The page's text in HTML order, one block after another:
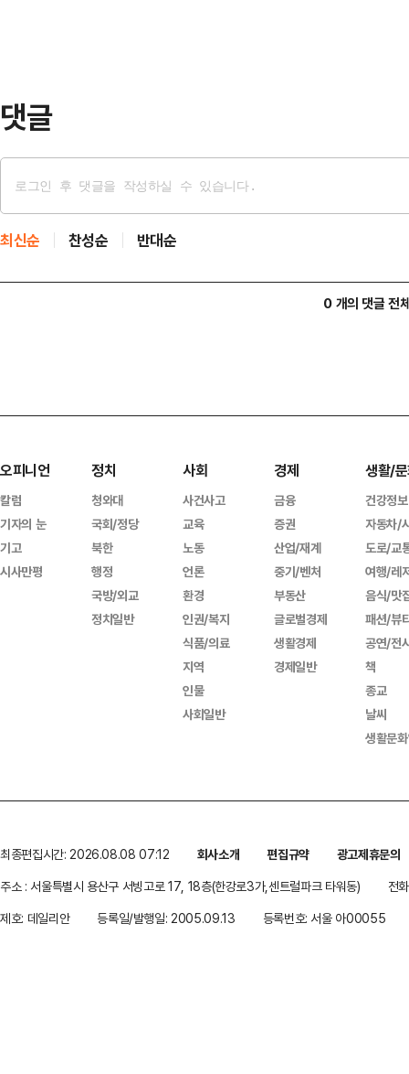
댓글
최신순 찬성순 반대순
0 개의 댓글 전
오피니언
칼럼
기자의 눈
기고
시사만평
정치
청와대
국회/정당
북한
행정
국방/외교
정치일반
사회
사건사고
교육
노동
언론
환경
인권/복지
식품/의료
지역
인물
사회일반
경제
금융
증권
산업/재계
중기/벤처
부동산
글로벌경제
생활경제
경제일반
생활/
건강정보
자동차/
도로/교
여행/레
음식/맛
패션/뷰
공연/전
책
종교
날씨
생활문
최종편집시간: 2026.08.08 07:12 회사소개 편집규약
광고제휴문의
주소 : 서울특별시 용산구 서빙고로 17, 18층(한강로3가,센트럴파크 타워동)
전
제호: 데일리안
등록일/발행일: 2005.09.13 등록번호: 서울 아00055